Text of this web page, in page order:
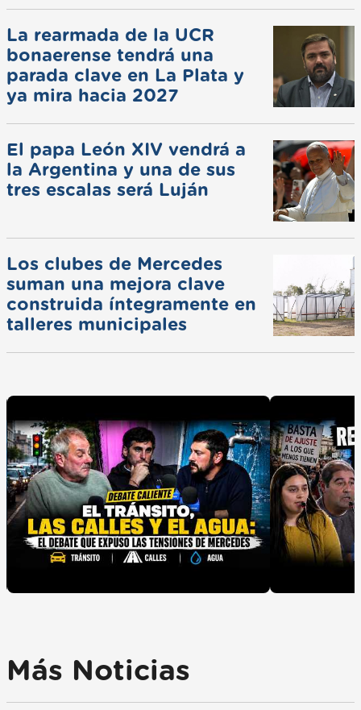
La rearmada de la UCR
bonaerense tendrá una
parada clave en La Plata y
ya mira hacia 2027
El papa León XIV vendrá a
la Argentina y una de sus
tres escalas será Luján
Los clubes de Mercedes
suman una mejora clave
construida íntegramente en
talleres municipales
Más Noticias